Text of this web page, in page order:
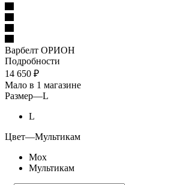
Варбелт ОРИОН
Подробности
14 650 ₽
Мало в 1 магазине
Размер—L
L
Цвет—Мультикам
Мох
Мультикам